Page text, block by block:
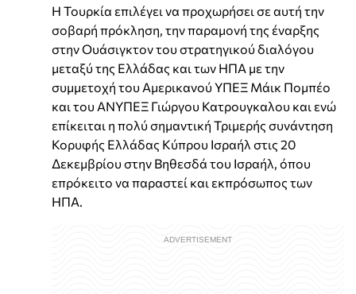
Η Τουρκία επιλέγει να προχωρήσει σε αυτή την
σοβαρή πρόκληση, την παραμονή της έναρξης
στην Ουάσιγκτον του στρατηγικού διαλόγου
μεταξύ της Ελλάδας και των ΗΠΑ με την
συμμετοχή του Αμερικανού ΥΠΕΞ Μάικ Πομπέο
και του ΑΝΥΠΕΞ Γιώργου Κατρουγκαλου και ενώ
επίκειται η πολύ σημαντική Τριμερής συνάντηση
Κορυφής Ελλάδας Κύπρου Ισραήλ στις 20
Δεκεμβρίου στην Βηθεσδά του Ισραήλ, όπου
επρόκειτο να παραστεί και εκπρόσωπος των
ΗΠΑ.